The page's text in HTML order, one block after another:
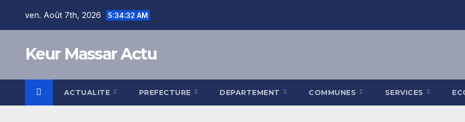
ven. Août 7th, 2026 5:34:32 AM
Keur Massar Actu
ACTUALITE PREFECTURE DEPARTEMENT COMMUNES SERVICES